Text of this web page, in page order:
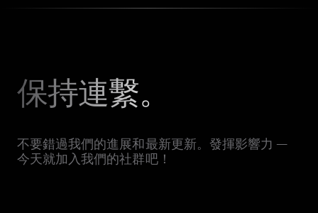
保持連繫。
不要錯過我們的進展和最新更新。發揮影響力 —
今天就加入我們的社群吧！